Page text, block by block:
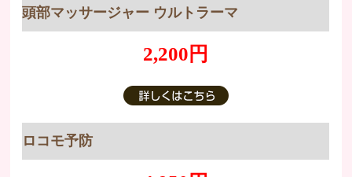
頭部マッサージャー ウルトラーマ
2,200円
ロコモ予防